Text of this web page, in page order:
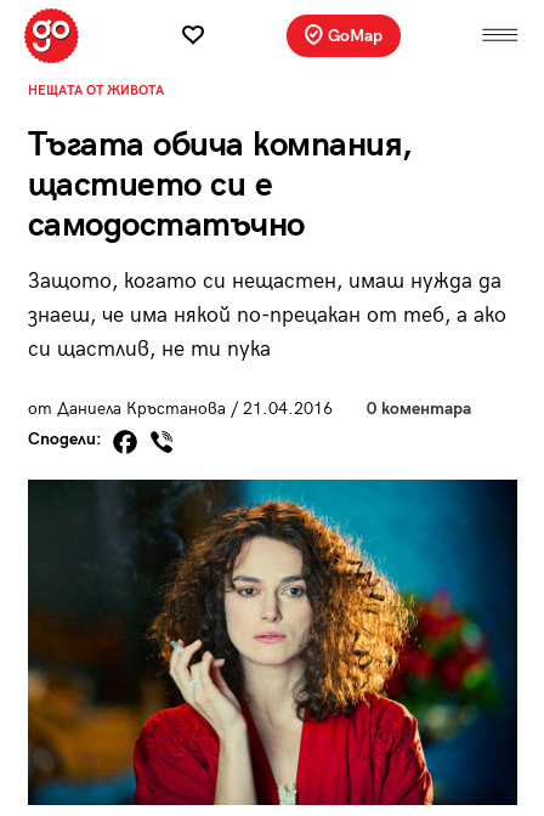
GoMap
НЕЩАТА ОТ ЖИВОТА
Тъгата обича компания,
щастието си е
самодостатъчно
Защото, когато си нещастен, имаш нужда да
знаеш, че има някой по-прецакан от теб, а ако
си щастлив, не ти пука
от Даниела Кръстанова / 21.04.2016
0 коментара
Сподели: